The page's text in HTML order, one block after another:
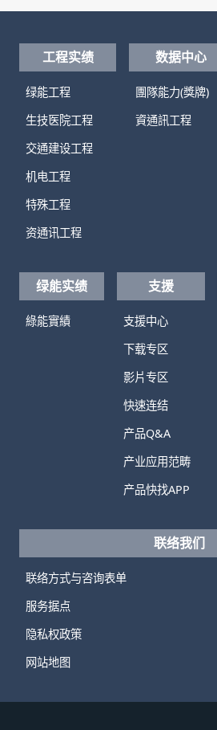
工程实绩
绿能工程
生技医院工程
交通建设工程
机电工程
特殊工程
资通讯工程
数据中心
團隊能力(獎牌)
資通訊工程
绿能实绩
綠能實績
支援
支援中心
下载专区
影片专区
快速连结
产品Q&A
产业应用范畴
产品快找APP
联络我们
联络方式与咨询表单
服务据点
隐私权政策
网站地图